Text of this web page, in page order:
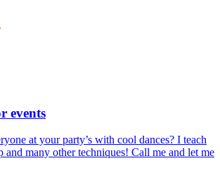
events
at your party’s with cool dances? I teach
many other techniques! Call me and let me